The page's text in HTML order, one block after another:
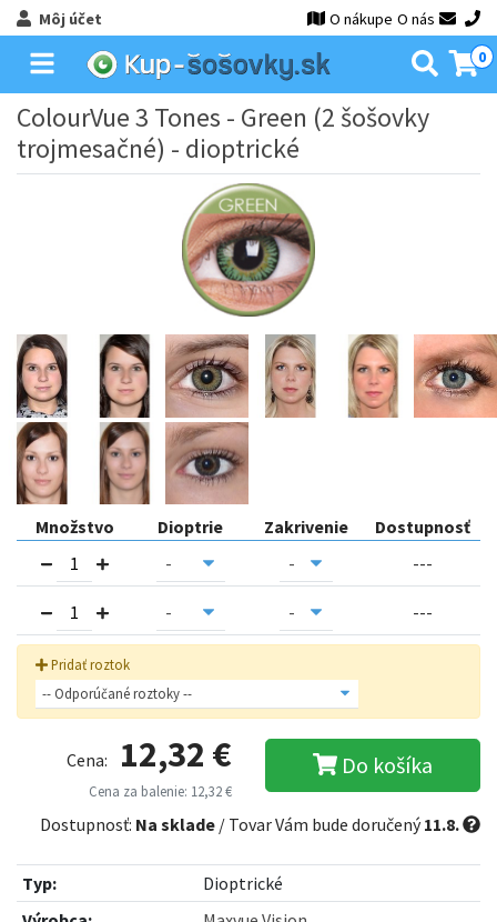
Môj účet O nákupe O nás
0
ColourVue 3 Tones - Green (2 šošovky
trojmesačné) - dioptrické
Množstvo Dioptrie Zakrivenie
Dostupnosť
---
---
Pridať roztok
Cena: 12,32 €
Cena za balenie: 12,32 €
Do košíka
Dostupnosť: Na sklade / Tovar Vám bude doručený11.8.
Typ:
Dioptrické